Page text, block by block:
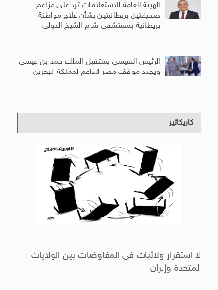
الهيئة العامة للاستعلامات ترد على مزاعم
صحيفتين بريطانيتين بشأن علاج مواطنة
بريطانية بمستشفى شرم الشيخ الدولى
الرئيس السيسى يستقبل الملك حمد بن عيسى
ويجدد موقف مصر الداعم لمملكة البحرين
كاريكاتير
لا استقرار ولاثبات فى المفاوضات بين الولايات
المتحدة وإيران